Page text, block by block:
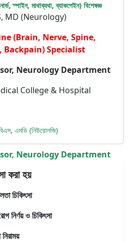
স্পাইন, মাথাব্যথা, ব্যাকপেইন) বিশেষজ্ঞ
MD (Neurology)
(Brain, Nerve, Spine,
Backpain) Specialist
Neurology Department
College & Hospital
এমডি (নিউরোলজি)
Neurology Department
করা হয়
চিকিৎসা
নির্ণয় ও চিকিৎসা